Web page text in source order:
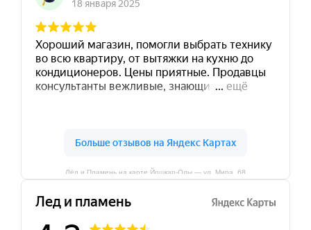
Лёд и Пламень на карте Йошкар‑Олы — ул. Мира, 68